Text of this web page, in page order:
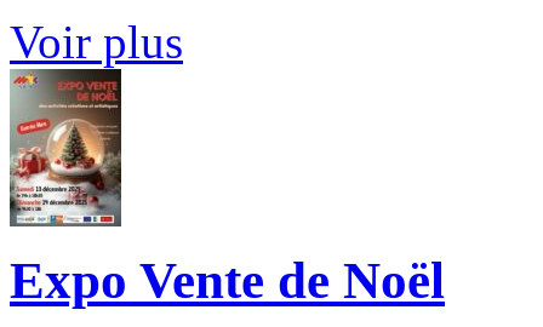
Voir plus
Expo Vente de Noël